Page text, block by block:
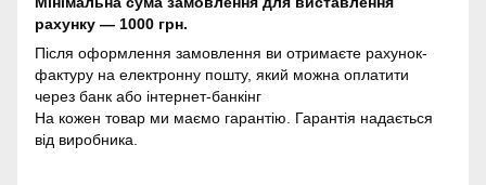
рахунку — 1000 грн.
Після оформлення замовлення ви отримаєте рахунок-
фактуру на електронну пошту, який можна оплатити
через банк або інтернет-банкінг
На кожен товар ми маємо гарантію. Гарантія надається
від виробника.